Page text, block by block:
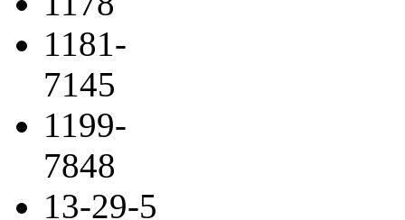
1181-
7145
1199-
7848
13-29-5